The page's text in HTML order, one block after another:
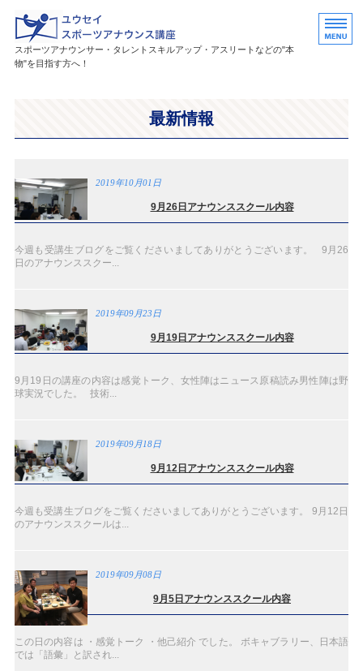
ユウセイスポーツアナウンスス
スポーツアナウンサー・タレントスキルアップ・アスリートなどの"本
物"を目指す方へ！
活躍中の卒業生・受講生
最新情報
2019年10月01日
9月26日アナウンススクール内容
今週も受講生ブログをご覧くださいましてありがとうございます。 9月26
日のアナウンススクー...
2019年09月23日
9月19日アナウンススクール内容
9月19日の講座の内容は感覚トーク、女性陣はニュース原稿読み男性陣は野
球実況でした。 技術...
2019年09月18日
9月12日アナウンススクール内容
今週も受講生ブログをご覧くださいましてありがとうございます。 9月12日
のアナウンススクールは...
2019年09月08日
9月5日アナウンススクール内容
この日の内容は ・感覚トーク ・他己紹介 でした。 ボキャブラリー、日本語
では「語彙」と訳され...